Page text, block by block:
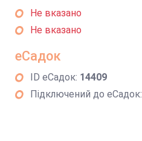
Не вказано
Не вказано
еСадок
ID еСадок: 14409
Підключений до еСадок: